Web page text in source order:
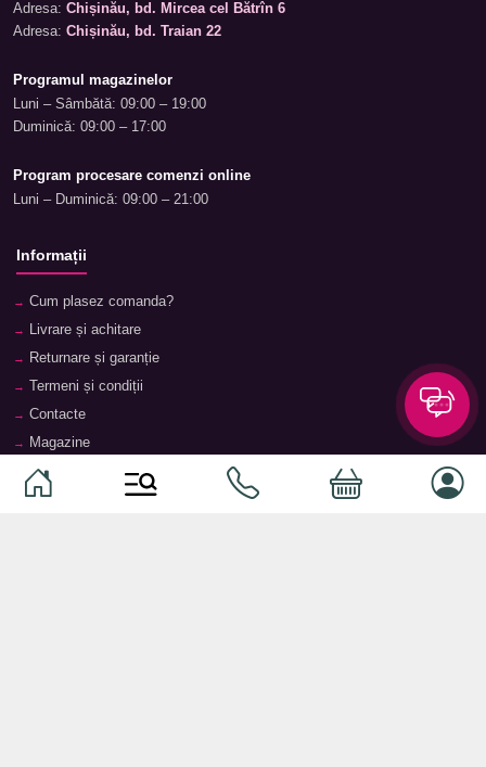
Adresa: Chișinău, bd. Mircea cel Bătrîn 6
Adresa: Chișinău, bd. Traian 22
Programul magazinelor
Luni – Sâmbătă: 09:00 – 19:00
Duminică: 09:00 – 17:00
Program procesare comenzi online
Luni – Duminică: 09:00 – 21:00
Informații
Cum plasez comanda?
Livrare și achitare
Returnare și garanție
Termeni și condiții
Contacte
Magazine
Categorii